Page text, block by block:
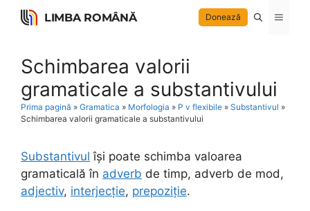
Skip
LIMBA ROMÂNĂ Donează Menu
Schimbarea valorii
gramaticale a substantivului
Prima pagină » Gramatica » Morfologia » P v flexibile » Substantivul »
Schimbarea valorii gramaticale a substantivului
Substantivul își poate schimba valoarea
gramaticală în adverb de timp, adverb de mod,
adjectiv, interjecție, prepoziție.